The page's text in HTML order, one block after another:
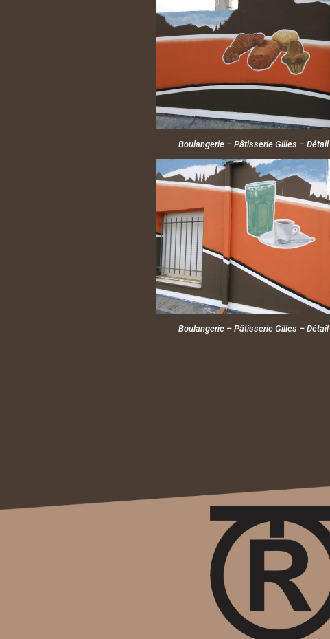
Boulangerie – Pâtisserie Gilles – Détail
Boulangerie – Pâtisserie Gilles – Détail